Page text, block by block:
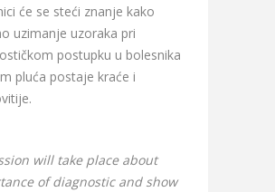
će se steći znanje kako
uzimanje uzoraka pri
postupku u bolesnika
pluća postaje kraće i
will take place about
of diagnostic and show